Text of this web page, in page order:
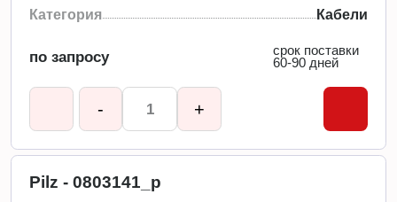
Категория
Кабели
по запросу
срок поставки
60-90 дней
- +
Pilz - 0803141_p